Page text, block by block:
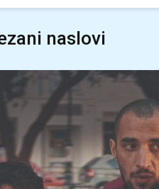
naslovi